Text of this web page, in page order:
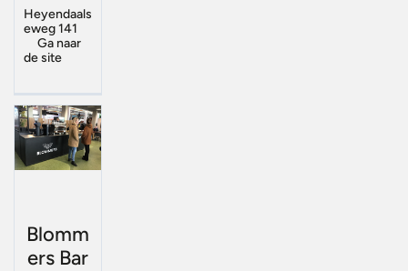
Heyendaals
eweg 141
Ga naar
de site
Blomm
ers Bar